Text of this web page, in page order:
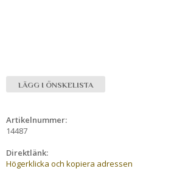
LÄGG I ÖNSKELISTA
Artikelnummer:
14487
Direktlänk:
Högerklicka och kopiera adressen